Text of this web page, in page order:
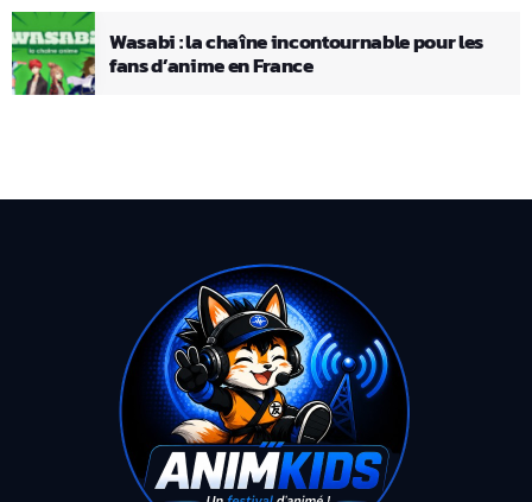
Wasabi : la chaîne incontournable pour les
fans d’anime en France